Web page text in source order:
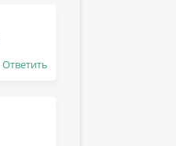
Ответить